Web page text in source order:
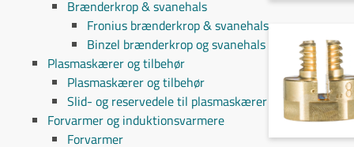
Brænderkrop & svanehals
Fronius brænderkrop & svanehals
Binzel brænderkrop og svanehals
Plasmaskærer og tilbehør
Plasmaskærer og tilbehør
Slid- og reservedele til plasmaskærer
Forvarmer og induktionsvarmere
Forvarmer